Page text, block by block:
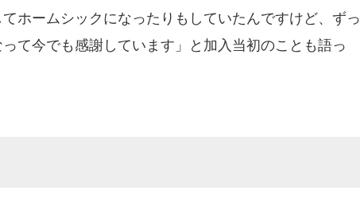
てホームシックになったりもしていたんですけど、ずっ
て今でも感謝しています」と加入当初のことも語っ